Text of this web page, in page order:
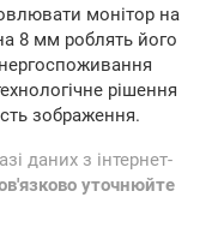
монітор на
8 мм роблять його
рішення
зображення.
даних з інтернет-
уточнюйте